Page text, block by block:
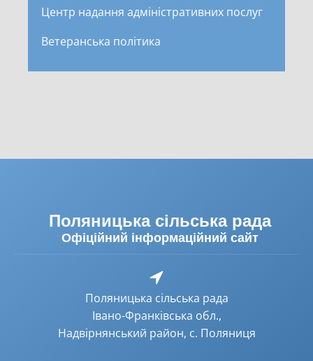
Центр надання адміністративних послуг
Ветеранська політика
Поляницька сільська рада
Офіційний інформаційний сайт
Поляницька сільська рада
Івано-Франківська обл.,
Надвірнянський район, с. Поляниця